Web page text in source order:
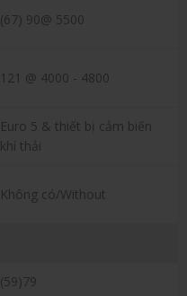
(67) 90@ 5500
121 @ 4000 - 4800
Euro 5 & thiết bị cảm biến
khí thải
Không có/Without
(59)79